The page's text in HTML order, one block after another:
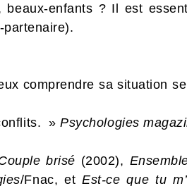
enfants ? Il est
comprendre sa situation
»Psychologies
brisé (2002),
/Fnac, etEst-ce que tu